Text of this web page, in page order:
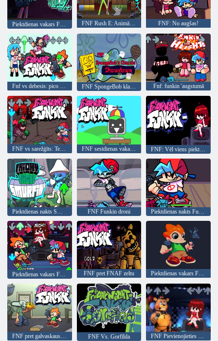
FNF Rush E: Animācija vs. Minecraft FNF: No augšas!
Fnf vs debesis: pico maisījums FNF SpongeBob klasiskā kāršu atklāšana Fnf: funkin 'augstumā
FNF vs sarežģīts: Tenebris FNF sestdienas vakars Sprunkin’ FNF: Vēl viens piektdienas vakars
FNF Funkin droni
FNF pret FNAF zeltu Piektdienas vakars Funkin Big Eye
FNF pret galvaskausa kazlēnu: Newgrounds Rhythm nemiernieki FNF Vs. Gorfīlda FNF Pievienojieties grupai, bet visi dziediet to